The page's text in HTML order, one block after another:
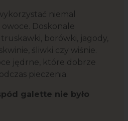
niemal
Doskonale
borówki, jagody,
śliwki czy wiśnie.
jędrne, które dobrze
pieczenia.
galette nie było